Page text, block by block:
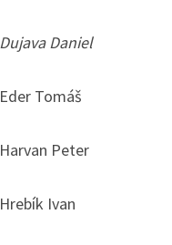
Dujava Daniel
Eder Tomáš
Harvan Peter
Hrebík Ivan